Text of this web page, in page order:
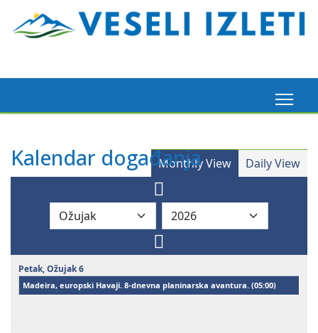
Pogledaj ovdje
Kalendar događanja
Monthly View Daily View
Petak,Ožujak6
Madeira, europski Havaji. 8-dnevna planinarska avantura. (05:00)